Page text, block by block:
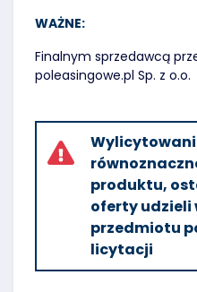
WAŻNE:
Finalnym sprzedawcą
poleasingowe.pl Sp. z o.o.
produktu,
oferty udzieli
przedmiotu
licytacji